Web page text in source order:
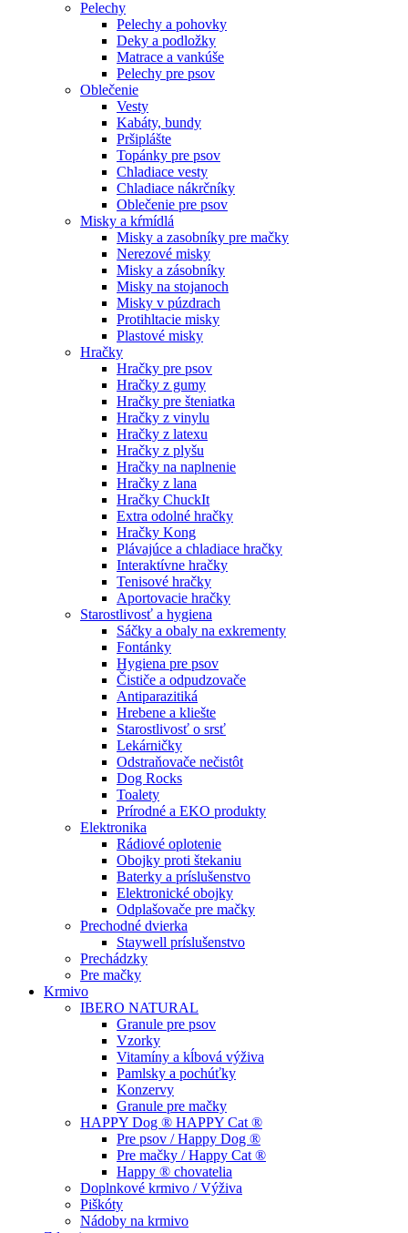
Pelechy
Pelechy a pohovky
Deky a podložky
Matrace a vankúše
Pelechy pre psov
Oblečenie
Vesty
Kabáty, bundy
Pršiplášte
Topánky pre psov
Chladiace vesty
Chladiace nákrčníky
Oblečenie pre psov
Misky a kŕmídlá
Misky a zasobníky pre mačky
Nerezové misky
Misky a zásobníky
Misky na stojanoch
Misky v púzdrach
Protihltacie misky
Plastové misky
Hračky
Hračky pre psov
Hračky z gumy
Hračky pre šteniatka
Hračky z vinylu
Hračky z latexu
Hračky z plyšu
Hračky na naplnenie
Hračky z lana
Hračky ChuckIt
Extra odolné hračky
Hračky Kong
Plávajúce a chladiace hračky
Interaktívne hračky
Tenisové hračky
Aportovacie hračky
Starostlivosť a hygiena
Sáčky a obaly na exkrementy
Fontánky
Hygiena pre psov
Čističe a odpudzovače
Antiparazitiká
Hrebene a kliešte
Starostlivosť o srsť
Lekárničky
Odstraňovače nečistôt
Dog Rocks
Toalety
Prírodné a EKO produkty
Elektronika
Rádiové oplotenie
Obojky proti štekaniu
Baterky a príslušenstvo
Elektronické obojky
Odplašovače pre mačky
Prechodné dvierka
Staywell príslušenstvo
Prechádzky
Pre mačky
Krmivo
IBERO NATURAL
Granule pre psov
Vzorky
Vitamíny a kĺbová výživa
Pamlsky a pochúťky
Konzervy
Granule pre mačky
HAPPY Dog ® HAPPY Cat ®
Pre psov / Happy Dog ®
Pre mačky / Happy Cat ®
Happy ® chovatelia
Doplnkové krmivo / Výživa
Piškóty
Nádoby na krmivo